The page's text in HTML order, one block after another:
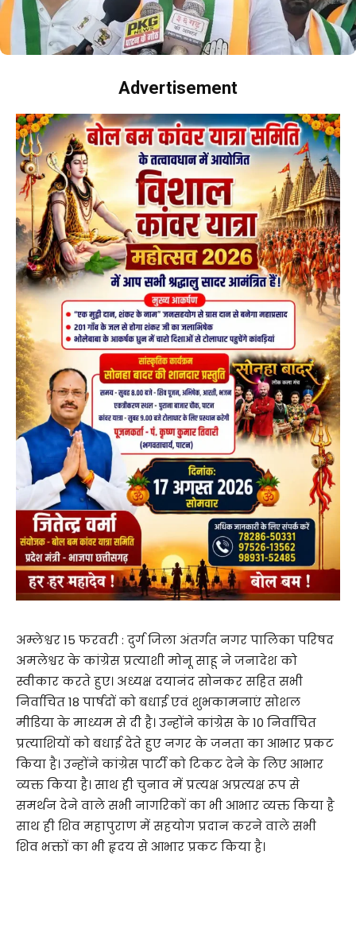
Advertisement
अम्लेश्वर 15 फरवरी : दुर्ग जिला अंतर्गत नगर पालिका परिषद
अमलेश्वर के कांग्रेस प्रत्याशी मोनू साहू ने जनादेश को
स्वीकार करते हुए। अध्यक्ष दयानंद सोनकर सहित सभी
निर्वाचित 18 पार्षदों को बधाई एवं शुभकामनाएं सोशल
मीडिया के माध्यम से दी है। उन्होंने कांग्रेस के 10 निर्वाचित
प्रत्याशियों को बधाई देते हुए नगर के जनता का आभार प्रकट
किया है। उन्होंने कांग्रेस पार्टी को टिकट देने के लिए आभार
व्यक्त किया है। साथ ही चुनाव में प्रत्यक्ष अप्रत्यक्ष रूप से
समर्थन देने वाले सभी नागरिकों का भी आभार व्यक्त किया है
साथ ही शिव महापुराण में सहयोग प्रदान करने वाले सभी
शिव भक्तों का भी हृदय से आभार प्रकट किया है।